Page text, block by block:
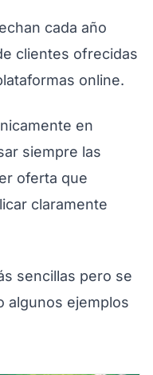
cada año
clientes ofrecidas
online.
en
siempre las
oferta que
claramente
sencillas pero se
algunos ejemplos